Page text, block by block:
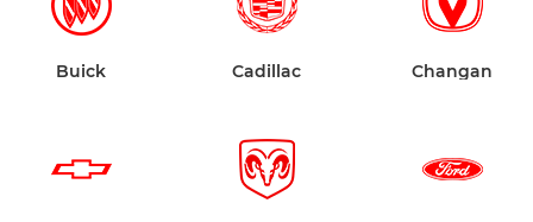
Buick Cadillac Changan